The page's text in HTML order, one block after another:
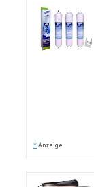
* Anzeige